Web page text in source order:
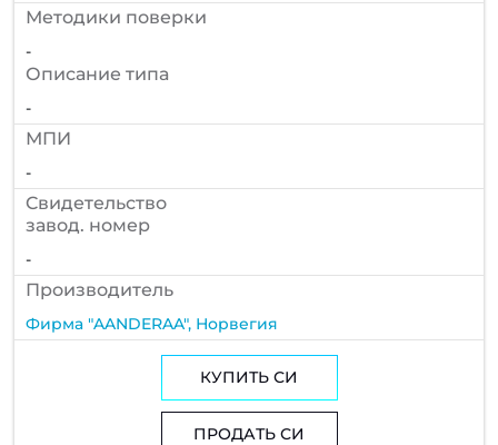
Методики поверки
-
Описание типа
-
МПИ
-
Cвидетельство
завод. номер
-
Производитель
Фирма "AANDERAA", Норвегия
КУПИТЬ СИ
ПРОДАТЬ СИ